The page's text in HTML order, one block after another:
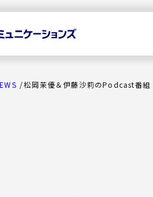
松岡茉優＆伊藤沙莉のPodcast番組